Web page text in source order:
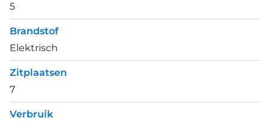
5
Brandstof
Elektrisch
Zitplaatsen
7
Verbruik